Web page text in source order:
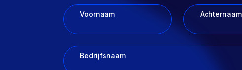
Voornaam Achternaam
Bedrijfsnaam